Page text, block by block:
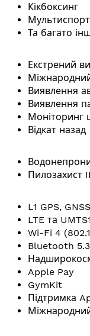
Кікбоксинг
Мультиспорт
Та багато
Екстрений
Виявлення
Виявлення
Моніторинг
Відкат назад
Пилозахист
L1 GPS,
LTE та
Wi-Fi 4
Bluetooth 5.3
Apple Pay
GymKit
Підтримка